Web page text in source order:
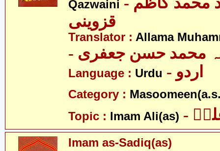
Qazwaini
قزوینی
Translator : Allama
محمد حسن جعفری
Language : Urdu - اردو
Category :
Topic : Imam Ali(as)
Imam as-Sadiq(as)